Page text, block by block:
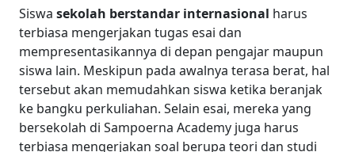
Siswa sekolah berstandar internasional harus
terbiasa mengerjakan tugas esai dan
mempresentasikannya di depan pengajar maupun
siswa lain. Meskipun pada awalnya terasa berat, hal
tersebut akan memudahkan siswa ketika beranjak
ke bangku perkuliahan. Selain esai, mereka yang
bersekolah di Sampoerna Academy juga harus
terbiasa mengerjakan soal berupa teori dan studi